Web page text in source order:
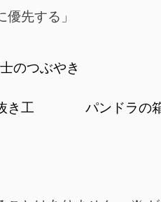
先する」
のつぶやき
き工
パンドラの